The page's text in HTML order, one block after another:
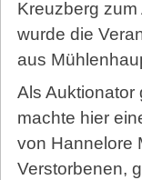
Kreuzberg
wurde die
aus
Als Auktionator
machte hier
von Hannelore
Verstorbenen,